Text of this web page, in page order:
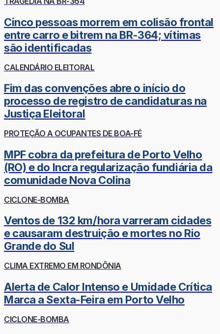
Cinco pessoas morrem em colisão frontal
entre carro e bitrem na BR-364; vítimas
são identificadas
CALENDÁRIO ELEITORAL
Fim das convenções abre o início do
processo de registro de candidaturas na
Justiça Eleitoral
PROTEÇÃO A OCUPANTES DE BOA-FÉ
MPF cobra da prefeitura de Porto Velho
(RO) e do Incra regularização fundiária da
comunidade Nova Colina
CICLONE-BOMBA
Ventos de 132 km/hora varreram cidades
e causaram destruição e mortes no Rio
Grande do Sul
CLIMA EXTREMO EM RONDÔNIA
Alerta de Calor Intenso e Umidade Crítica
Marca a Sexta-Feira em Porto Velho
CICLONE-BOMBA